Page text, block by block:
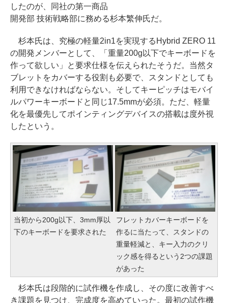
したのが、同社の第一商品
開発部 技術戦略部に務める杉本繁伸氏だ。
杉本氏は、究極の軽量2in1を実現するHybrid ZERO 11
の開発メンバーとして、「重量200g以下でキーボードを
作って欲しい」と要求仕様を伝えられたそうだ。当然タ
ブレットをカバーする役割も必要で、スタンドとしても
利用できなければならない。そしてキーピッチはモバイ
ルパワーキーボードと同じ17.5mmが必須。ただ、軽量
化を最優先してポインティングデバイスの搭載は度外視
したという。
当初から200g以下、3mm厚以
下のキーボードを要求された
フレットカバーキーボードを
作るに当たって、スタンドの
重量軽減と、キー入力のクリ
ック感を得るという2つの課題
があった
杉本氏は段階的に試作機を作成し、その度に改善すべ
き課題を見つけ、完成度を高めていった。最初の試作機